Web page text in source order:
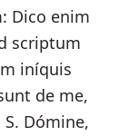
Dico enim
scriptum
iníquis
de me,
Dómine,